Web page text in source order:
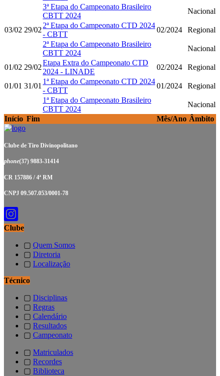
3ª Etapa do Campeonato Brasileiro
CBTT 2024
Nacional
03/02 29/02
2ª Etapa do Campeonato CTD 2024
- CBTT
02/2024
Regional
2ª Etapa do Campeonato Brasileiro
CBTT 2024
Nacional
01/02 29/02
Etapa Extra do Campeonato CTD
2024 - LINADE
02/2024 Regional
01/01 31/01
1ª Etapa do Campeonato CTD 2024
- CBTT
01/2024
Regional
1ª Etapa do Campeonato Brasileiro
CBTT 2024
Nacional
Início Fim Mês/Ano Âmbito
Clube de Tiro Divinopolitano
phone(37) 9883-31414
CR 157886 / 4ª RM
CNPJ 09.507.053/0001-78
Clube
▢ Quem Somos
▢ Diretoria
▢ Localização
Técnico
▢ Disciplinas
▢ Regras
▢ Calendário
▢ Resultados
▢ Campeonato
▢ Matriculados
▢ Recordes
▢ Biblioteca